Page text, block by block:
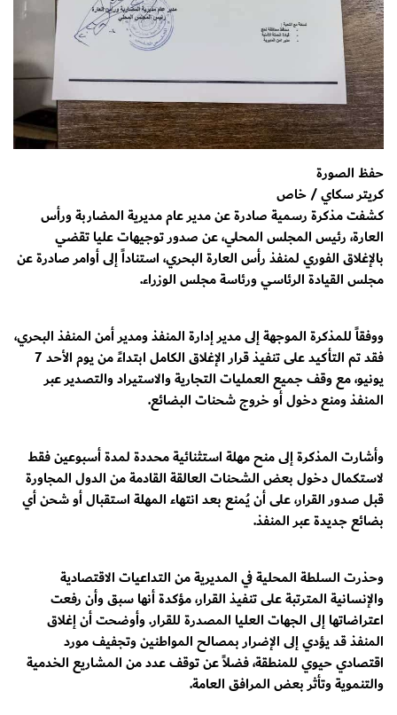
حفظ الصورة
كريتر سكاي / خاص
كشفت مذكرة رسمية صادرة عن مدير عام مديرية المضاربة ورأس
العارة، رئيس المجلس المحلي، عن صدور توجيهات عليا تقضي
بالإغلاق الفوري لمنفذ رأس العارة البحري، استناداً إلى أوامر صادرة عن
مجلس القيادة الرئاسي ورئاسة مجلس الوزراء.
ووفقاً للمذكرة الموجهة إلى مدير إدارة المنفذ ومدير أمن المنفذ البحري،
فقد تم التأكيد على تنفيذ قرار الإغلاق الكامل ابتداءً من يوم الأحد 7
يونيو، مع وقف جميع العمليات التجارية والاستيراد والتصدير عبر
المنفذ ومنع دخول أو خروج شحنات البضائع.
وأشارت المذكرة إلى منح مهلة استثنائية محددة لمدة أسبوعين فقط
لاستكمال دخول بعض الشحنات العالقة القادمة من الدول المجاورة
قبل صدور القرار، على أن يُمنع بعد انتهاء المهلة استقبال أو شحن أي
بضائع جديدة عبر المنفذ.
وحذرت السلطة المحلية في المديرية من التداعيات الاقتصادية
والإنسانية المترتبة على تنفيذ القرار، مؤكدة أنها سبق وأن رفعت
اعتراضاتها إلى الجهات العليا المصدرة للقرار. وأوضحت أن إغلاق
المنفذ قد يؤدي إلى الإضرار بمصالح المواطنين وتجفيف مورد
اقتصادي حيوي للمنطقة، فضلاً عن توقف عدد من المشاريع الخدمية
والتنموية وتأثر بعض المرافق العامة.